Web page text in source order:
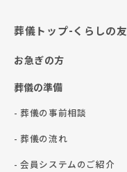
葬儀トップ-くらしの友
お急ぎの方
葬儀の準備
- 葬儀の事前相談
- 葬儀の流れ
- 会員システムのご紹介